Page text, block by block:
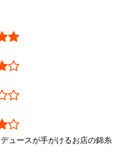
ュースが手がけるお店の錦糸